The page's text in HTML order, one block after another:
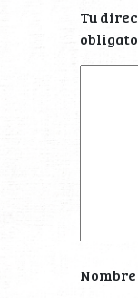
Tu
Nombre